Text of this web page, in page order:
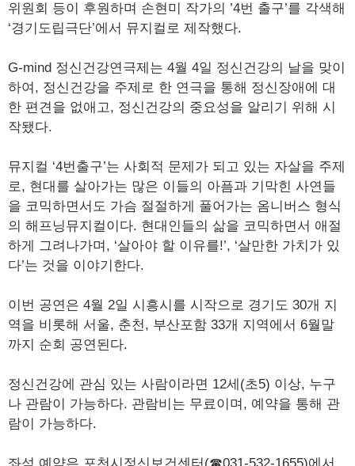
위원회 등이 후원하며 손현미 작가의 ’4번 출구’를 각색해
‘경기도립극단’에서 뮤지컬로 제작했다.
G-mind 정신건강연극제는 4월 4일 정신건강의 날을 맞이
하여, 정신건강을 주제로 한 연극을 통해 정신장애에 대
한 편견을 없애고, 정신건강의 중요성을 알리기 위해 시
작됐다.
뮤지컬 ‘4번출구’는 사회적 문제가 되고 있는 자살을 주제
로, 현대를 살아가는 많은 이들의 아픔과 기막힌 사연들
을 코믹하면서도 가슴 절절하게 풀어가는 옴니버스 형식
의 해프닝뮤지컬이다. 현대인들의 삶을 코믹하면서 애절
하게 그려나가며, ‘살아야 할 이유를!’, ‘살만한 가치가 있
다’는 것을 이야기한다.
이번 공연은 4월 2일 시흥시를 시작으로 경기도 30개 지
역을 비롯해 서울, 춘천, 부산포함 33개 지역에서 6월말
까지 순회 공연된다.
정신건강에 관심 있는 사람이라면 12세(초5) 이상, 누구
나 관람이 가능하다. 관람비는 무료이며, 예약을 통해 관
람이 가능하다.